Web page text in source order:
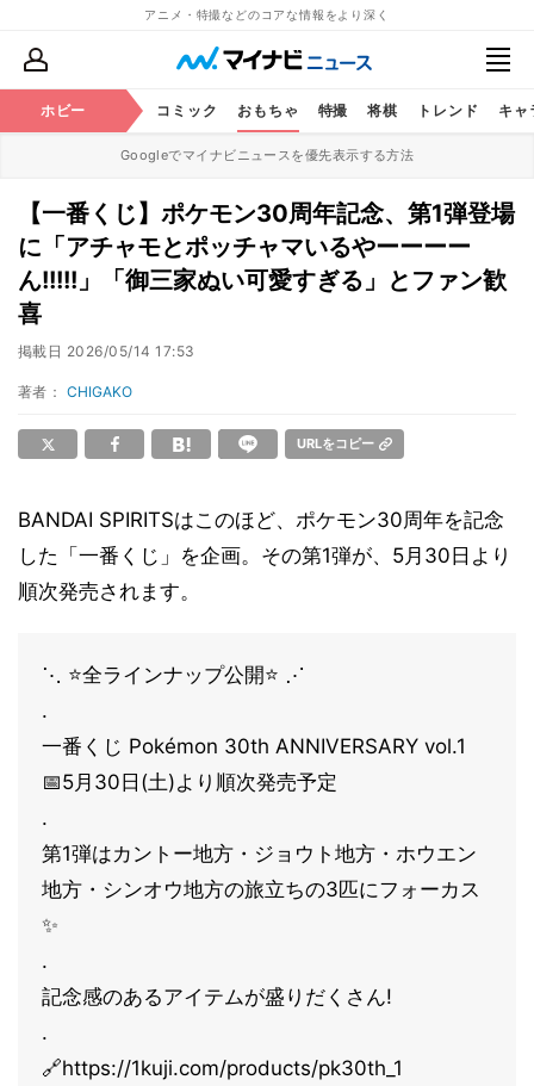
アニメ・特撮などのコアな情報をより深く
ホビー
アニメ コミック おもちゃ 特撮 将棋 トレンド キャ
Googleでマイナビニュースを優先表示する方法
【一番くじ】ポケモン30周年記念、第1弾登場
に「アチャモとポッチャマいるやーーーー
ん!!!!!」「御三家ぬい可愛すぎる」とファン歓
喜
掲載日 2026/05/14 17:53
著者： CHIGAKO
URLをコピー
BANDAI SPIRITSはこのほど、ポケモン30周年を記念
した「一番くじ」を企画。その第1弾が、5月30日より
順次発売されます。
⋱ ⭐全ラインナップ公開⭐ ⋰
.
一番くじ Pokémon 30th ANNIVERSARY vol.1
📅5月30日(土)より順次発売予定
.
第1弾はカントー地方・ジョウト地方・ホウエン
地方・シンオウ地方の旅立ちの3匹にフォーカス
✨
.
記念感のあるアイテムが盛りだくさん!
.
🔗https://1kuji.com/products/pk30th_1